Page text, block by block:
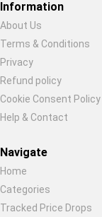
Information
About Us
Terms & Conditions
Privacy
Refund policy
Cookie Consent Policy
Help & Contact
Navigate
Home
Categories
Tracked Price Drops